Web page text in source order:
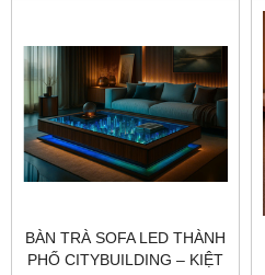
BÀN TRÀ SOFA LED THÀNH
PHỐ CITYBUILDING – KIỆT